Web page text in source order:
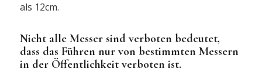
als 12cm.
Nicht alle Messer sind verboten bedeutet,
dass das Führen nur von bestimmten Messern
in der Öffentlichkeit verboten ist.